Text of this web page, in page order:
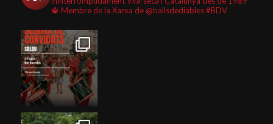
🔱 Membre de la Xarxa de @ballsdediables#BDV